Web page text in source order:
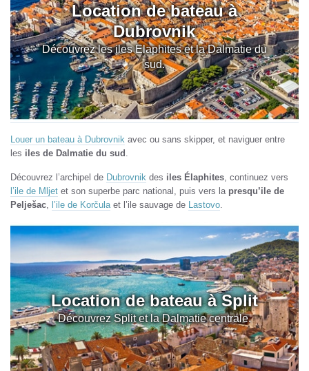
Location de bateau à
Dubrovnik
Découvrez les iles Elaphites et la Dalmatie du
sud.
Louer un bateau à Dubrovnik avec ou sans skipper, et naviguer entre
les iles de Dalmatie du sud
Découvrez l’archipel de Dubrovnik des iles Élaphites , continuez vers
l’ile de Mljet et son superbe parc national, puis vers la presqu’ile de
Pelješac l’ile de Korčula et l’ile sauvage de Lastovo
Location de bateau à Split
Découvrez Split et la Dalmatie centrale.